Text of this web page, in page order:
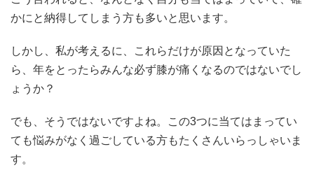
かにと納得してしまう方も多いと思います。
しかし、私が考えるに、これらだけが原因となっていた
ら、年をとったらみんな必ず膝が痛くなるのではないでし
ょうか？
でも、そうではないですよね。この3つに当てはまってい
ても悩みがなく過ごしている方もたくさんいらっしゃいま
す。